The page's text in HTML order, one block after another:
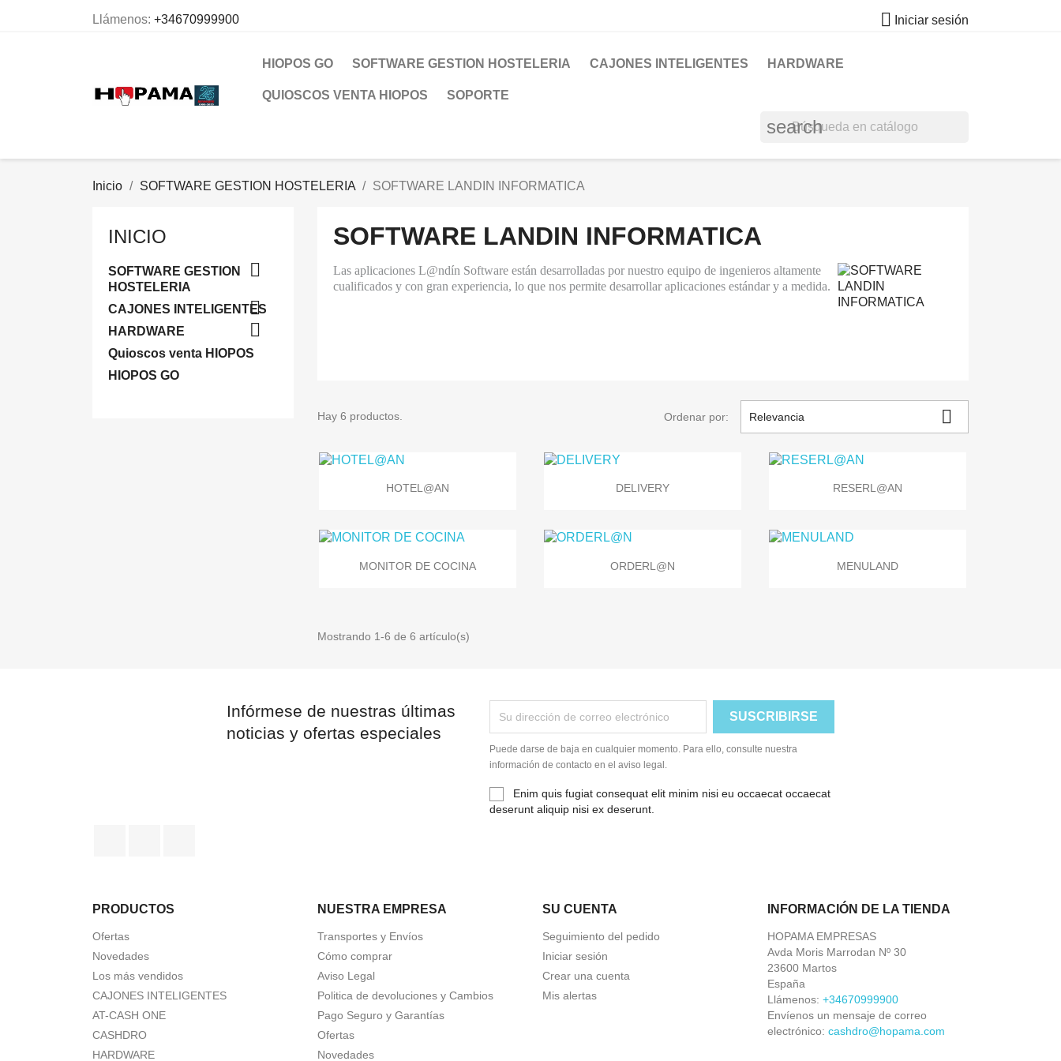
Llámenos: +34670999900  Iniciar sesión
HIOPOS GO SOFTWARE GESTION HOSTELERIA CAJONES INTELIGENTES HARDWARE
QUIOSCOS VENTA HIOPOS SOPORTE
search
Inicio SOFTWARE GESTION HOSTELERIA SOFTWARE LANDIN INFORMATICA
INICIO
SOFTWARE GESTION
HOSTELERIA

CAJONES INTELIGENTES

HARDWARE 
Quioscos venta HIOPOS
HIOPOS GO
SOFTWARE LANDIN INFORMATICA
Las aplicaciones L@ndín Software están desarrolladas por nuestro equipo de ingenieros altamente
cualificados y con gran experiencia, lo que nos permite desarrollar aplicaciones estándar y a medida.
Hay 6 productos. Ordenar por: Relevancia 
 Vista rápida
HOTEL@AN Vista rápida
DELIVERY  Vista rápida
RESERL@AN
 Vista rápida
MONITOR DE COCINA  Vista rápida
ORDERL@N  Vista rápida
MENULAND
Mostrando 1-6 de 6 artículo(s)
Infórmese de nuestras últimas
noticias y ofertas especiales
Puede darse de baja en cualquier momento. Para ello, consulte nuestra
información de contacto en el aviso legal.
Enim quis fugiat consequat elit minim nisi eu occaecat occaecat
deserunt aliquip nisi ex deserunt.
PRODUCTOS
Ofertas
Novedades
Los más vendidos
CAJONES INTELIGENTES
AT-CASH ONE
CASHDRO
HARDWARE
NUESTRA EMPRESA
Transportes y Envíos
Cómo comprar
Aviso Legal
Politica de devoluciones y Cambios
Pago Seguro y Garantías
Ofertas
Novedades
SU CUENTA
Seguimiento del pedido
Iniciar sesión
Crear una cuenta
Mis alertas
INFORMACIÓN DE LA TIENDA
HOPAMA EMPRESAS
Avda Moris Marrodan Nº 30
23600 Martos
España
Llámenos: +34670999900
Envíenos un mensaje de correo
electrónico: cashdro@hopama.com